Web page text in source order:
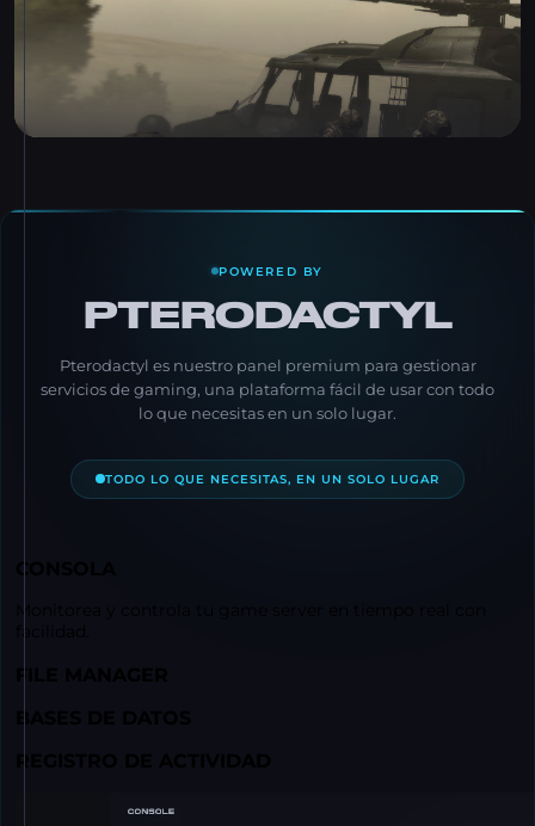
POWERED BY
PTERODACTYL
Pterodactyl es nuestro panel premium para gestionar
servicios de gaming, una plataforma fácil de usar con todo
lo que necesitas en un solo lugar.
TODO LO QUE NECESITAS, EN UN SOLO LUGAR